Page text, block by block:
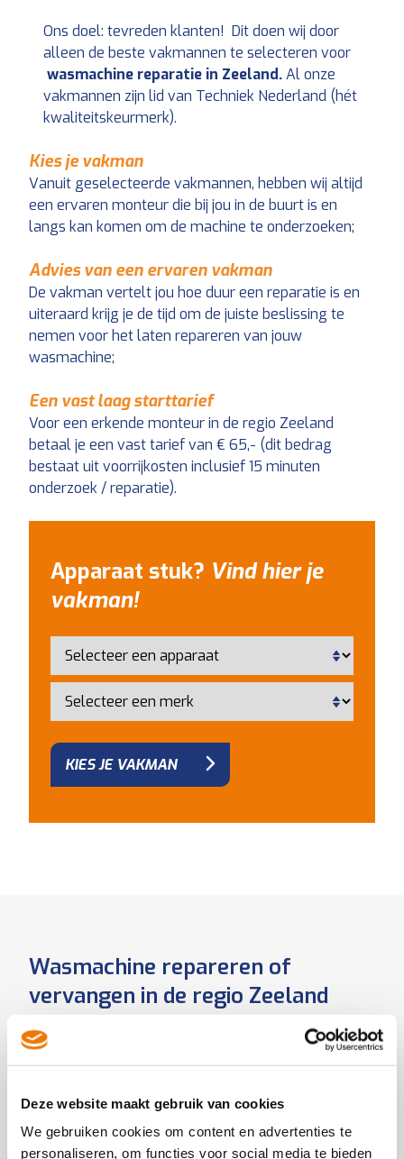
Deze website maakt gebruik van cookies
We gebruiken cookies om content en advertenties te
personaliseren, om functies voor social media te bieden
Ons doel: tevreden klanten! Dit doen wij door
alleen de beste vakmannen te selecteren voor
wasmachine reparatie in Zeeland.Al onze
vakmannen zijn lid van Techniek Nederland (hét
kwaliteitskeurmerk).
Kies je vakman
Vanuit geselecteerde vakmannen, hebben wij altijd
een ervaren monteur die bij jou in de buurt is en
langs kan komen om de machine te onderzoeken;
Advies van een ervaren vakman
De vakman vertelt jou hoe duur een reparatie is en
uiteraard krijg je de tijd om de juiste beslissing te
nemen voor het laten repareren van jouw
wasmachine;
Een vast laag starttarief
Voor een erkende monteur in de regio Zeeland
betaal je een vast tarief van € 65,- (dit bedrag
bestaat uit voorrijkosten inclusief 15 minuten
onderzoek / reparatie).
Apparaat stuk? Vind hier je
vakman!
KIES JE VAKMAN
Wasmachine repareren of
vervangen in de regio Zeeland
Wij helpen jou graag om de juiste beslissing te
maken tussen het aanschaffen van een nieuwe
wasmachine of om je huidige machine te laten
vragen samengesteld die helpen om deze keuze te
kunnen maken.